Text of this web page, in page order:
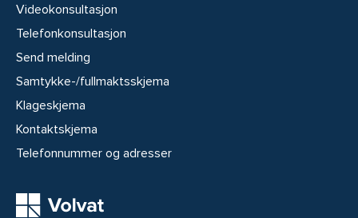
Videokonsultasjon
Telefonkonsultasjon
Send melding
Samtykke-/fullmaktsskjema
Klageskjema
Kontaktskjema
Telefonnummer og adresser